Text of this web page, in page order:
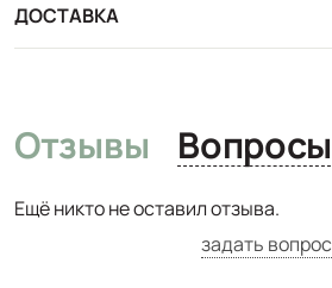
ДОСТАВКА
Отзывы
Ещё никто не оставил отзыва.
задать вопрос